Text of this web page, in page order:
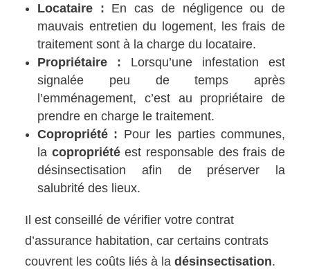
Locataire : En cas de négligence ou de
mauvais entretien du logement, les frais de
traitement sont à la charge du locataire.
Propriétaire : Lorsqu’une infestation est
signalée peu de temps après
l’emménagement, c’est au propriétaire de
prendre en charge le traitement.
Copropriété : Pour les parties communes,
la copropriétéest responsable des frais de
désinsectisation afin de préserver la
salubrité des lieux.
Il est conseillé de vérifier votre contrat
d’assurance habitation, car certains contrats
couvrent les coûts liés à ladésinsectisation.